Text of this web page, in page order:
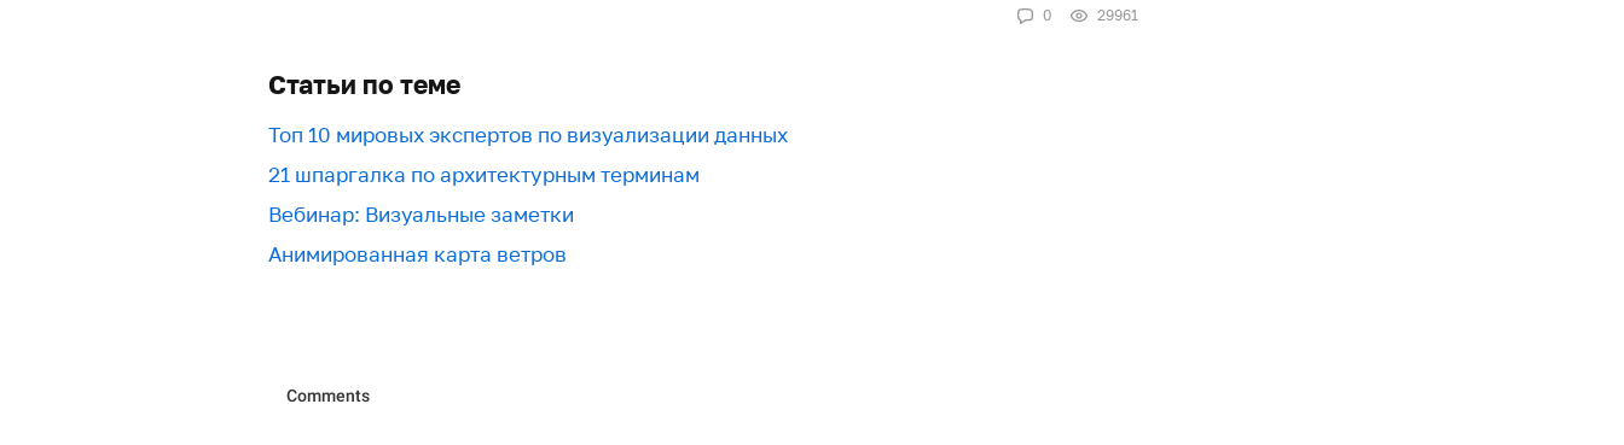
0 29961
Статьи по теме
Топ 10 мировых экспертов по визуализации данных
21 шпаргалка по архитектурным терминам
Вебинар: Визуальные заметки
Анимированная карта ветров